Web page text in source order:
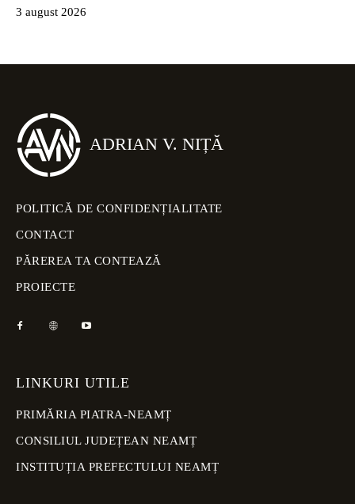
3 august 2026
ADRIAN V. NIȚĂ
POLITICĂ DE CONFIDENȚIALITATE
CONTACT
PĂREREA TA CONTEAZĂ
PROIECTE
LINKURI UTILE
PRIMĂRIA PIATRA-NEAMȚ
CONSILIUL JUDEȚEAN NEAMȚ
INSTITUȚIA PREFECTULUI NEAMȚ